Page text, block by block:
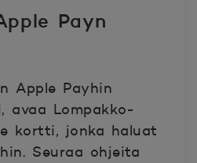
Payn
Apple Payhin
avaa Lompakko-
kortti, jonka haluat
Seuraa ohjeita